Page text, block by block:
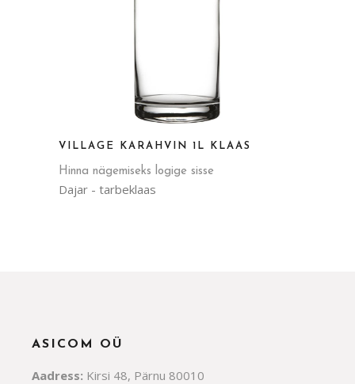
Dajar - tarbeklaas
VILLAGE KARAHVIN 1L KLAAS
Hinna nägemiseks logige sisse
ASICOM OÜ
Aadress: Kirsi 48, Pärnu 80010